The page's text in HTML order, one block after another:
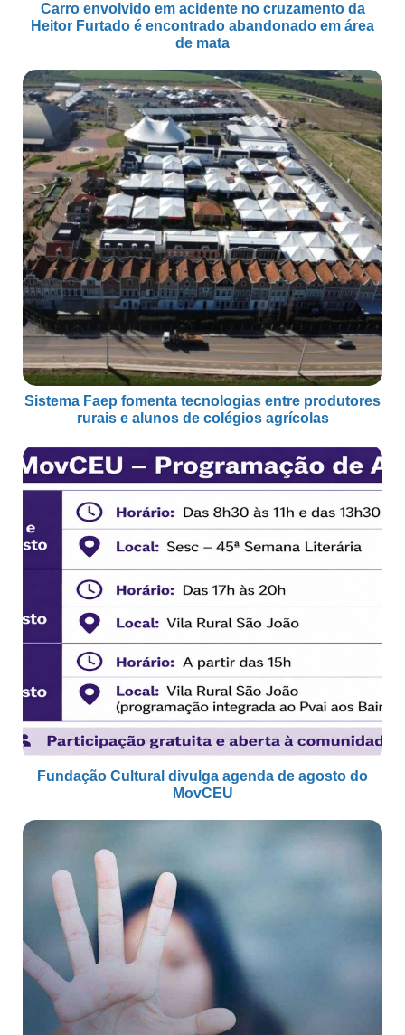
Carro envolvido em acidente no cruzamento da
Heitor Furtado é encontrado abandonado em área
de mata
Sistema Faep fomenta tecnologias entre produtores
rurais e alunos de colégios agrícolas
Fundação Cultural divulga agenda de agosto do
MovCEU